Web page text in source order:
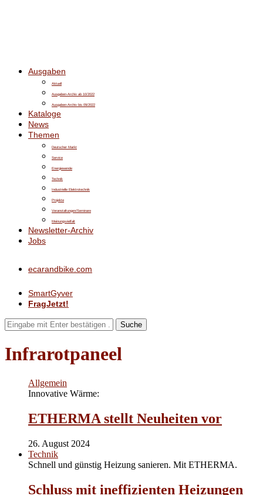
Ausgaben
Aktuell
Ausgaben-Archiv ab 10/2022
Ausgaben-Archiv bis 09/2022
Kataloge
News
Themen
Deutscher Markt
Service
Energiewende
Technik
Industrielle Elektrotechnik
Projekte
Veranstaltungen/Seminare
Meinungsvielfalt
Newsletter-Archiv
Jobs
ecarandbike.com
SmartGyver
FragJetzt!
Suche
Infrarotpaneel
Allgemein
Innovative Wärme:
ETHERMA stellt Neuheiten vor
26. August 2024
Technik
Schnell und günstig Heizung sanieren. Mit ETHERMA.
Schluss mit ineffizienten Heizungen